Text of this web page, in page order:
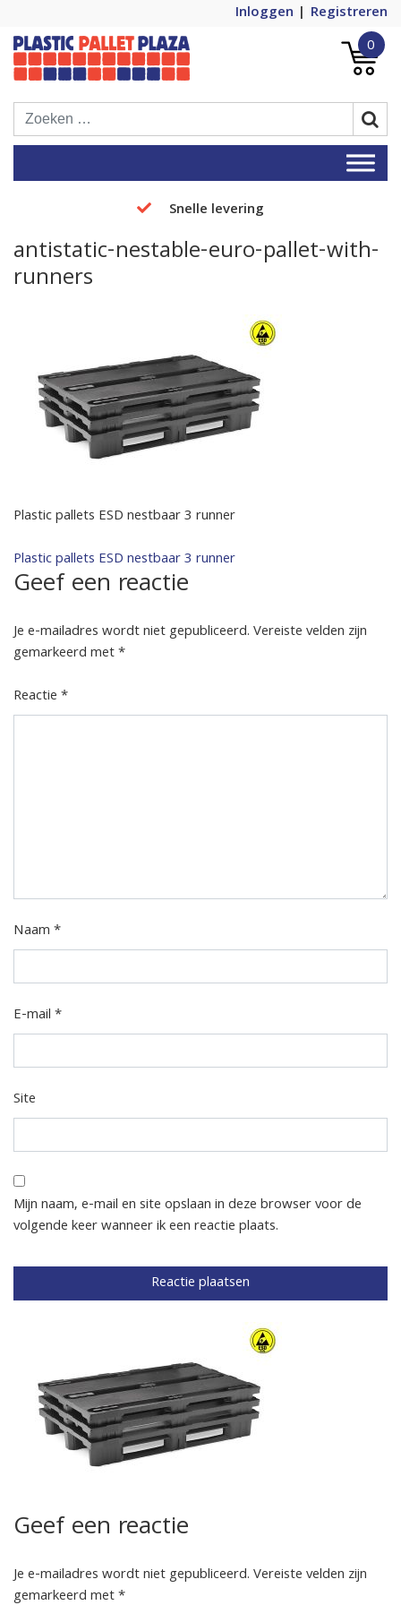
Inloggen
Registreren
Plastic Pallet Plaza
Plastic Pallets Plaza, de nummer 1 in
Europa!
0
Snelle levering
antistatic-nestable-euro-pallet-with-
runners
Plastic pallets ESD nestbaar 3 runner
Bericht
navigatie
Plastic pallets ESD nestbaar 3 runner
Geef een reactie
Je e-mailadres wordt niet gepubliceerd.Vereiste velden zijn
gemarkeerd met*
Reactie*
Naam*
E-mail*
Site
Mijn naam, e-mail en site opslaan in deze browser voor de
volgende keer wanneer ik een reactie plaats.
Geef een reactie
Je e-mailadres wordt niet gepubliceerd.Vereiste velden zijn
gemarkeerd met*